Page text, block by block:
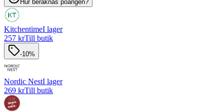
Hur beräknas poängen?
KitchentimeI lager
257 krTill butik
-10%
Nordic NestI lager
269 krTill butik